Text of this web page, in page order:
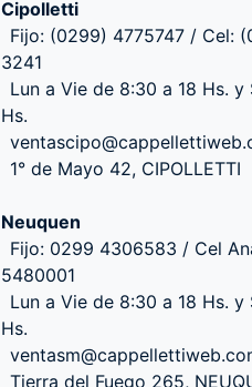
Cipolletti
Fijo: (0299) 4775747 / Cel:
3241
Lun a Vie de 8:30 a 18 Hs. y
Hs.
1° de Mayo 42, CIPOLLETTI
Neuquen
Fijo: 0299 4306583 / Cel
5480001
Lun a Vie de 8:30 a 18 Hs. y
Hs.
Tierra del Fuego 265,